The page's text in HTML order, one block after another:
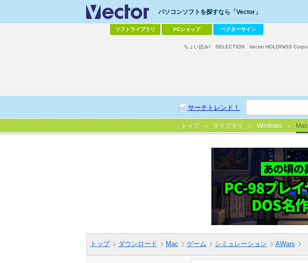
パソコンソフトを探すなら「Vector」
ソフトライブラリ PCショップ ベクターサイン
サーチトレンド！
ちょい読み! SELECTION Vector HOLDINGS
トップ ライブラリ Windows
トップ ダウンロード Mac ゲーム シミュレーション AWars